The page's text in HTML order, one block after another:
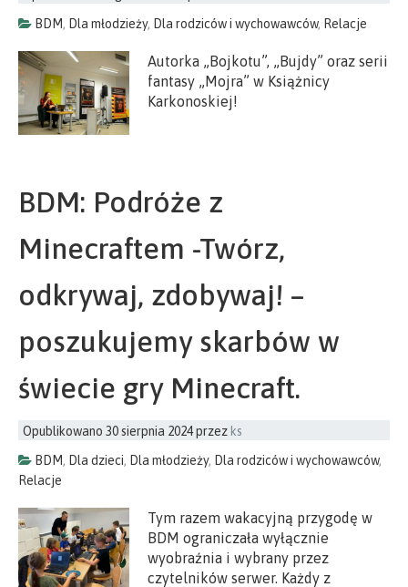
BDM, Dla młodzieży, Dla rodziców i wychowawców, Relacje
Autorka „Bojkotu”, „Bujdy” oraz serii
fantasy „Mojra” w Książnicy
Karkonoskiej!
BDM: Podróże z
Minecraftem -Twórz,
odkrywaj, zdobywaj! –
poszukujemy skarbów w
świecie gry Minecraft.
Opublikowano 30 sierpnia 2024przez ks
BDM, Dla dzieci, Dla młodzieży, Dla rodziców i wychowawców,
Relacje
Tym razem wakacyjną przygodę w
BDM ograniczała wyłącznie
wyobraźnia i wybrany przez
czytelników serwer. Każdy z